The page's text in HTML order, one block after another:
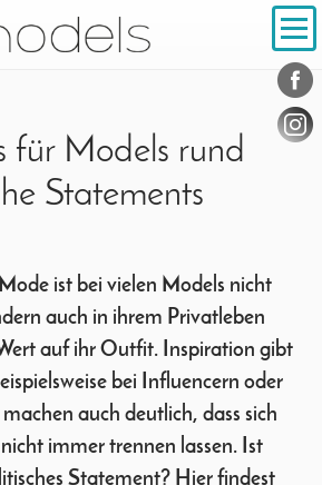
für Models rund
Statements
ist bei vielen Models nicht
auch in ihrem Privatleben
auf ihr Outfit. Inspiration gibt
bei Influencern oder
auch deutlich, dass sich
immer trennen lassen. Ist
Statement? Hier findest